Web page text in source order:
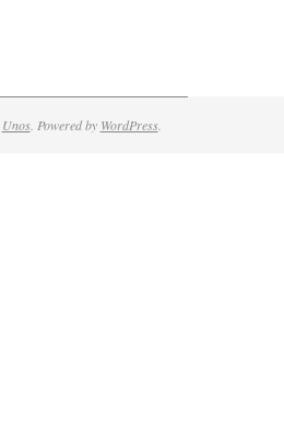
Unos. Powered by WordPress.